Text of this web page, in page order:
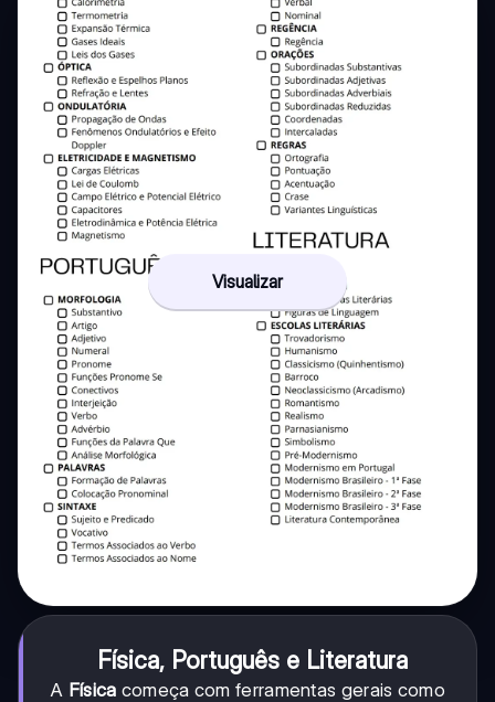
Visualizar
Física, Português e Literatura
A Física começa com ferramentas gerais como